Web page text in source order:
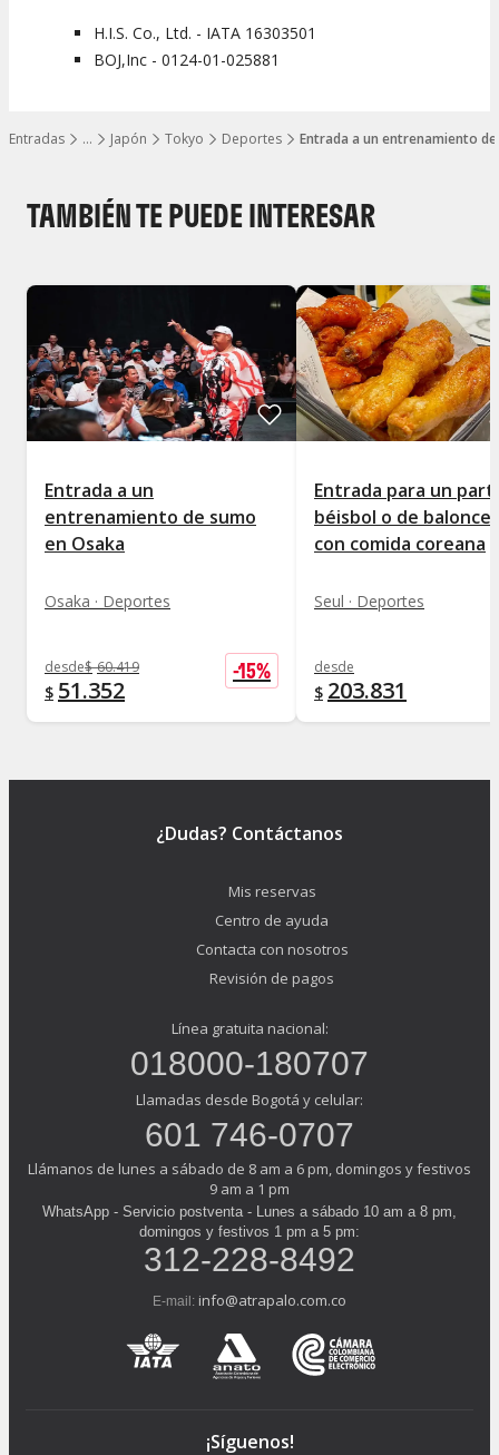
…
Mostrar todos los niveles
Entradas Japón Tokyo Deportes Entrada a un entrenamiento
H.I.S. Co., Ltd. - IATA 16303501
BOJ,Inc - 0124-01-025881
TAMBIÉN TE PUEDE INTERESAR
Entrada a un
entrenamiento de sumo
en Osaka
Osaka · Deportes
desde$ 60.419
$ 51.352
-15%
Entrada para un
béisbol o de
con comida coreana
Seul · Deportes
desde
$ 203.831
¿Dudas? Contáctanos
Mis reservas
Centro de ayuda
Contacta con nosotros
Revisión de pagos
Línea gratuita nacional:
018000-180707
Llamadas desde Bogotá y celular:
601 746-0707
Llámanos de lunes a sábado de 8 am a 6 pm, domingos y festivos
9 am a 1 pm
WhatsApp - Servicio postventa - Lunes a sábado 10 am a 8 pm,
domingos y festivos 1 pm a 5 pm:
312-228-8492
E-mail: info@atrapalo.com.co
¡Síguenos!